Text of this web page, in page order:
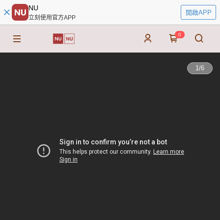
NU
立刻使用官方APP
開啟APP
0
1/6